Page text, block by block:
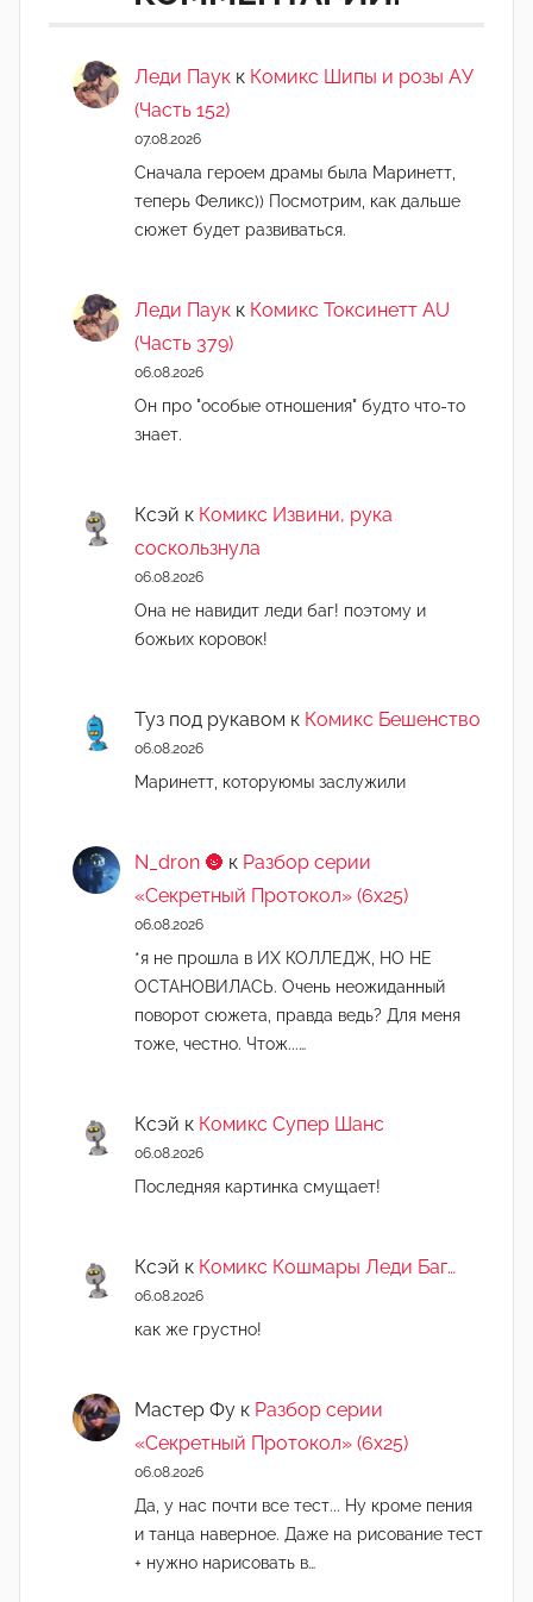
Леди Паук к Комикс Шипы и розы АУ
(Часть 152)
07.08.2026
Сначала героем драмы была Маринетт,
теперь Феликс)) Посмотрим, как дальше
сюжет будет развиваться.
Леди Паук к Комикс Токсинетт AU
(Часть 379)
06.08.2026
Он про "особые отношения" будто что-то
знает.
Ксэй к Комикс Извини, рука
соскользнула
06.08.2026
Она не навидит леди баг! поэтому и
божьих коровок!
Туз под рукавом к Комикс Бешенство
06.08.2026
Маринетт, которуюмы заслужили
N_dron 🌚 к Разбор серии
«Секретный Протокол» (6х25)
06.08.2026
*я не прошла в ИХ КОЛЛЕДЖ, НО НЕ
ОСТАНОВИЛАСЬ. Очень неожиданный
поворот сюжета, правда ведь? Для меня
тоже, честно. Чтож...…
Ксэй к Комикс Супер Шанс
06.08.2026
Последняя картинка смущает!
Ксэй к Комикс Кошмары Леди Баг…
06.08.2026
как же грустно!
Мастер Фу к Разбор серии
«Секретный Протокол» (6х25)
06.08.2026
Да, у нас почти все тест... Ну кроме пения
и танца наверное. Даже на рисование тест
+ нужно нарисовать в…